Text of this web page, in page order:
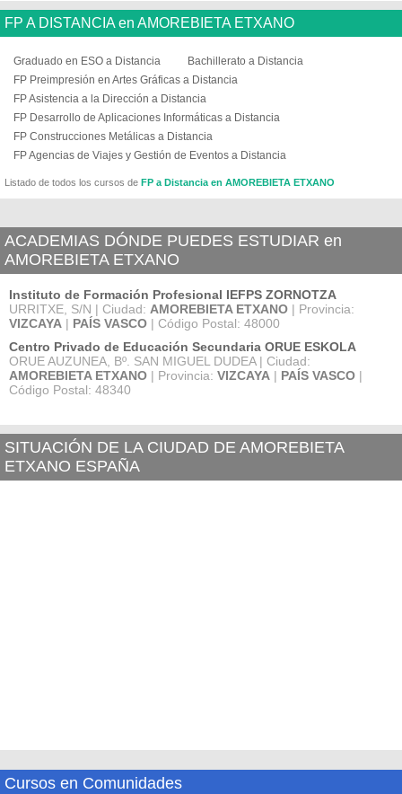
FP A DISTANCIA en AMOREBIETA ETXANO
Graduado en ESO a Distancia
Bachillerato a Distancia
FP Preimpresión en Artes Gráficas a Distancia
FP Asistencia a la Dirección a Distancia
FP Desarrollo de Aplicaciones Informáticas a Distancia
FP Construcciones Metálicas a Distancia
FP Agencias de Viajes y Gestión de Eventos a Distancia
Listado de todos los cursos de FP a Distancia en AMOREBIETA ETXANO
ACADEMIAS DÓNDE PUEDES ESTUDIAR en
AMOREBIETA ETXANO
Instituto de Formación Profesional IEFPS ZORNOTZA
URRITXE, S/N | Ciudad: AMOREBIETA ETXANO | Provincia:
VIZCAYA | PAÍS VASCO | Código Postal: 48000
Centro Privado de Educación Secundaria ORUE ESKOLA
ORUE AUZUNEA, Bº. SAN MIGUEL DUDEA | Ciudad:
AMOREBIETA ETXANO | Provincia: VIZCAYA | PAÍS VASCO |
Código Postal: 48340
SITUACIÓN DE LA CIUDAD DE AMOREBIETA
ETXANO ESPAÑA
Cursos en Comunidades